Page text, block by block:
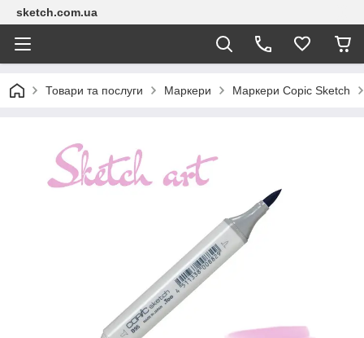
sketch.com.ua
Товари та послуги Маркери Маркери Copic Sketch